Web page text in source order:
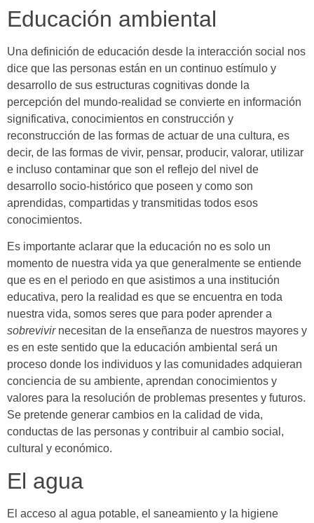
Educación ambiental
Una definición de educación desde la interacción social nos
dice que las personas están en un continuo estímulo y
desarrollo de sus estructuras cognitivas donde la
percepción del mundo-realidad se convierte en información
significativa, conocimientos en construcción y
reconstrucción de las formas de actuar de una cultura, es
decir, de las formas de vivir, pensar, producir, valorar, utilizar
e incluso contaminar que son el reflejo del nivel de
desarrollo socio-histórico que poseen y como son
aprendidas, compartidas y transmitidas todos esos
conocimientos.
Es importante aclarar que la educación no es solo un
momento de nuestra vida ya que generalmente se entiende
que es en el periodo en que asistimos a una institución
educativa, pero la realidad es que se encuentra en toda
nuestra vida, somos seres que para poder aprender a
sobrevivirnecesitan de la enseñanza de nuestros mayores y
es en este sentido que la educación ambiental será un
proceso donde los individuos y las comunidades adquieran
conciencia de su ambiente, aprendan conocimientos y
valores para la resolución de problemas presentes y futuros.
Se pretende generar cambios en la calidad de vida,
conductas de las personas y contribuir al cambio social,
cultural y económico.
El agua
El acceso al agua potable, el saneamiento y la higiene